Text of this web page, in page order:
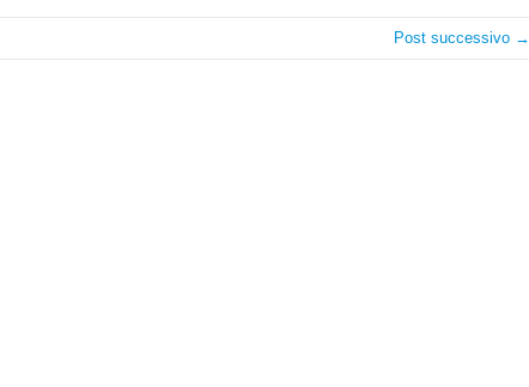
Post successivo →